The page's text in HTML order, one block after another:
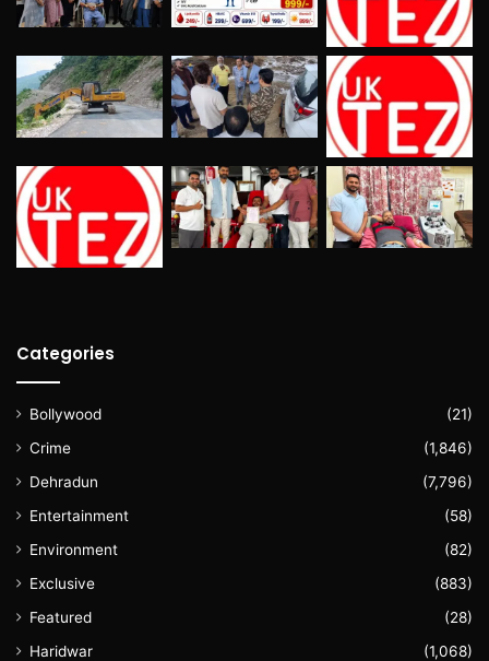
Categories
Bollywood
(21)
Crime
(1,846)
Dehradun
(7,796)
Entertainment
(58)
Environment
(82)
Exclusive
(883)
Featured
(28)
Haridwar
(1,068)